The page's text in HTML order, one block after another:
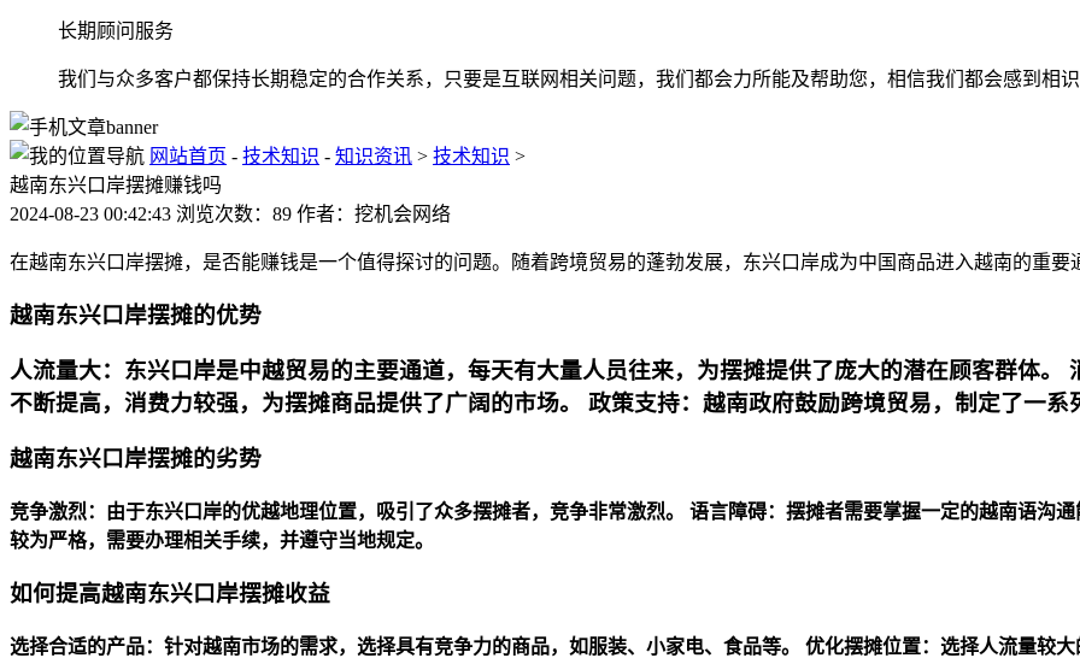
长期顾问服务
我们与众多客户都保持长期稳定的合作关系，只要是互联网相关问题，我们都会力所能及帮助您，相信我们都会感到相
网站首页 - 技术知识 - 知识资讯 > 技术知识 >
越南东兴口岸摆摊赚钱吗
2024-08-23 00:42:43 浏览次数：89 作者：挖机会网络
在越南东兴口岸摆摊，是否能赚钱是一个值得探讨的问题。随着跨境贸易的蓬勃发展，东兴口岸成为中国商品进入越南的重
越南东兴口岸摆摊的优势
人流量大：东兴口岸是中越贸易的主要通道，每天有大量人员往来，为摆摊提供了庞大的潜在顾客群体。
不断提高，消费力较强，为摆摊商品提供了广阔的市场。
政策支持：越南政府鼓励跨境贸易，制定了一
越南东兴口岸摆摊的劣势
竞争激烈：由于东兴口岸的优越地理位置，吸引了众多摆摊者，竞争非常激烈。
语言障碍：摆摊者需要掌握一定的越南语沟
较为严格，需要办理相关手续，并遵守当地规定。
如何提高越南东兴口岸摆摊收益
选择合适的产品：针对越南市场的需求，选择具有竞争力的商品，如服装、小家电、食品等。
优化摆摊位置：选择人流量较